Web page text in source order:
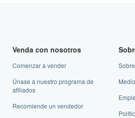
Venda con nosotros
Comenzar a vender
Únase a nuestro programa de
afiliados
Recomiende un vendedor